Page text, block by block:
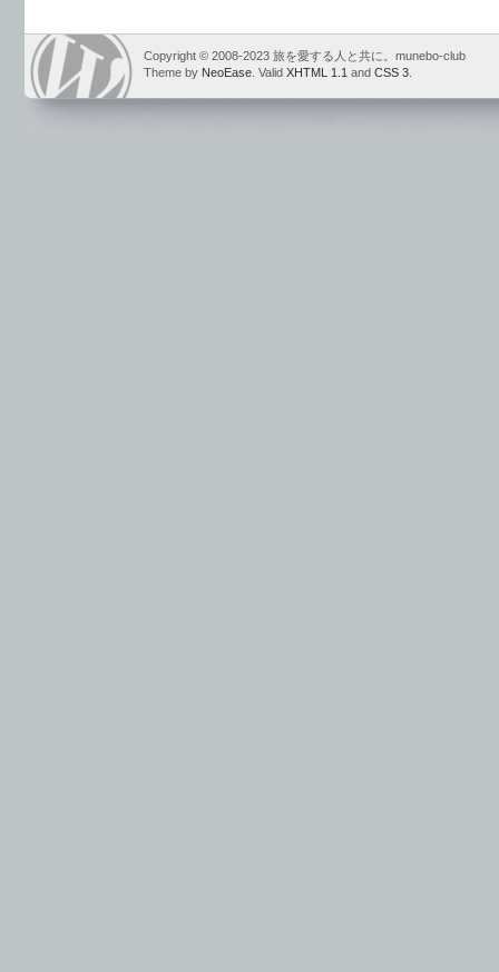
Copyright © 2008-2023 旅を愛する人と共に。munebo-club
Theme by NeoEase . Valid XHTML 1.1 and CSS 3